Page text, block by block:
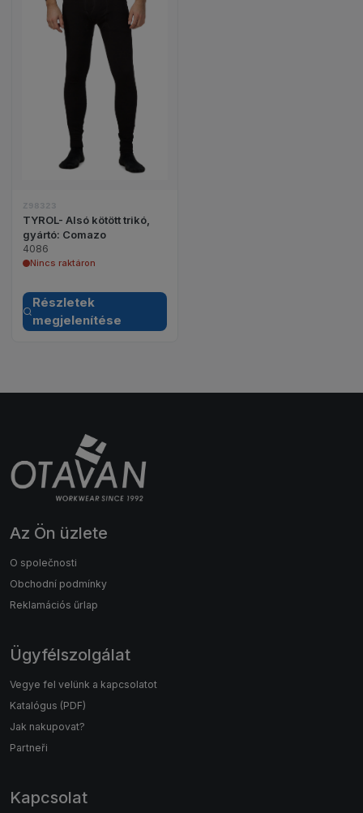
TYROL- Alsó kötött trikó, gyártó: Comazo
Z98323
TYROL- Alsó kötött trikó,
gyártó: Comazo
4086
Nincs raktáron
Részletek
megjelenítése
Az Ön üzlete
O společnosti
Obchodní podmínky
Reklamációs űrlap
Ügyfélszolgálat
Vegye fel velünk a kapcsolatot
Katalógus (PDF)
Jak nakupovat?
Partneři
Kapcsolat